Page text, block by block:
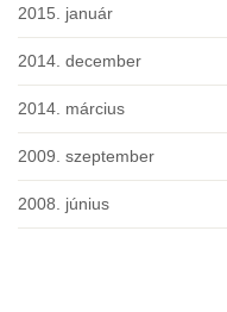
2015. január
2014. december
2014. március
2009. szeptember
2008. június